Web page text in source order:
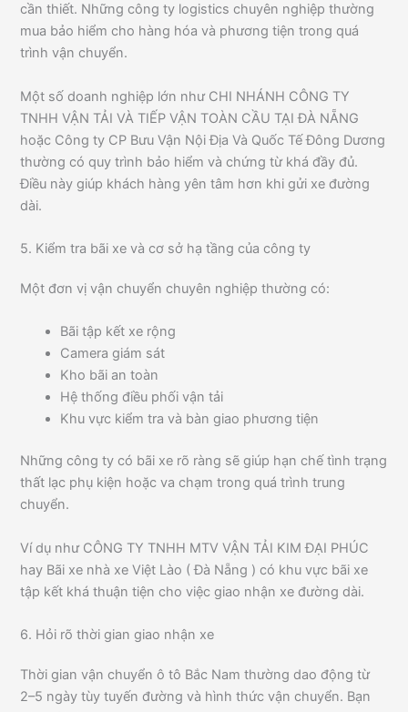
cần thiết. Những công ty logistics chuyên nghiệp thường
mua bảo hiểm cho hàng hóa và phương tiện trong quá
trình vận chuyển.
Một số doanh nghiệp lớn như CHI NHÁNH CÔNG TY
TNHH VẬN TẢI VÀ TIẾP VẬN TOÀN CẦU TẠI ĐÀ NẴNG
hoặc Công ty CP Bưu Vận Nội Địa Và Quốc Tế Đông Dương
thường có quy trình bảo hiểm và chứng từ khá đầy đủ.
Điều này giúp khách hàng yên tâm hơn khi gửi xe đường
dài.
5. Kiểm tra bãi xe và cơ sở hạ tầng của công ty
Một đơn vị vận chuyển chuyên nghiệp thường có:
Bãi tập kết xe rộng
Camera giám sát
Kho bãi an toàn
Hệ thống điều phối vận tải
Khu vực kiểm tra và bàn giao phương tiện
Những công ty có bãi xe rõ ràng sẽ giúp hạn chế tình trạng
thất lạc phụ kiện hoặc va chạm trong quá trình trung
chuyển.
Ví dụ như CÔNG TY TNHH MTV VẬN TẢI KIM ĐẠI PHÚC
hay Bãi xe nhà xe Việt Lào ( Đà Nẵng ) có khu vực bãi xe
tập kết khá thuận tiện cho việc giao nhận xe đường dài.
6. Hỏi rõ thời gian giao nhận xe
Thời gian vận chuyển ô tô Bắc Nam thường dao động từ
2–5 ngày tùy tuyến đường và hình thức vận chuyển. Bạn